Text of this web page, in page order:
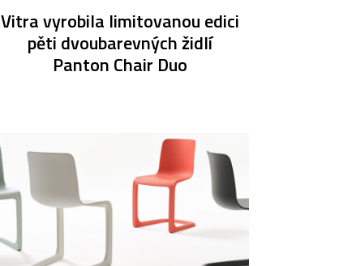
Vitra vyrobila limitovanou edici
pěti dvoubarevných židlí
Panton Chair Duo